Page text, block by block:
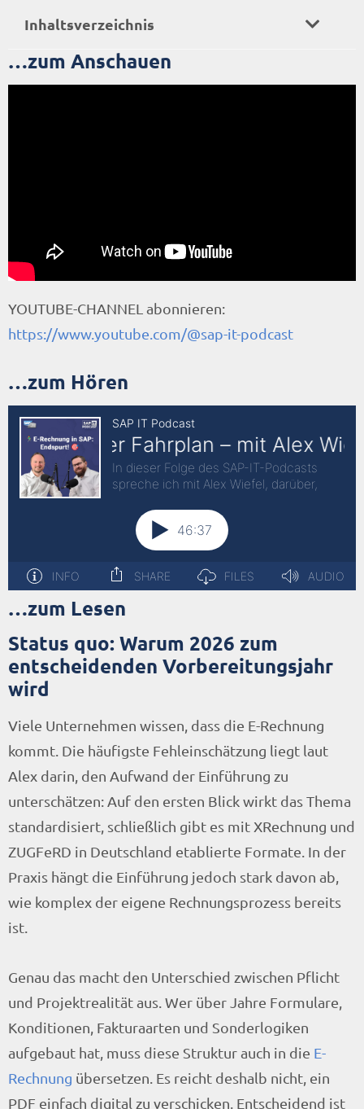
Inhaltsverzeichnis
…zum Anschauen
YOUTUBE-CHANNEL abonnieren:
https://www.youtube.com/@sap-it-podcast
…zum Hören
…zum Lesen
Status quo: Warum 2026 zum
entscheidenden Vorbereitungsjahr
wird
Viele Unternehmen wissen, dass die E-Rechnung
kommt. Die häufigste Fehleinschätzung liegt laut
Alex darin, den Aufwand der Einführung zu
unterschätzen: Auf den ersten Blick wirkt das Thema
standardisiert, schließlich gibt es mit XRechnung und
ZUGFeRD in Deutschland etablierte Formate. In der
Praxis hängt die Einführung jedoch stark davon ab,
wie komplex der eigene Rechnungsprozess bereits
ist.
Genau das macht den Unterschied zwischen Pflicht
und Projektrealität aus. Wer über Jahre Formulare,
Konditionen, Fakturaarten und Sonderlogiken
aufgebaut hat, muss diese Struktur auch in die E-
Rechnung übersetzen. Es reicht deshalb nicht, ein
PDF einfach digital zu verschicken. Entscheidend ist